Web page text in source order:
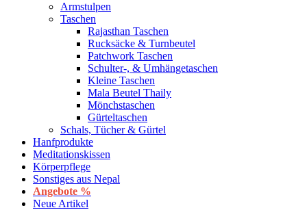
Armstulpen
Taschen
Rajasthan Taschen
Rucksäcke & Turnbeutel
Patchwork Taschen
Schulter-, & Umhängetaschen
Kleine Taschen
Mala Beutel Thaily
Mönchstaschen
Gürteltaschen
Schals, Tücher & Gürtel
Hanfprodukte
Meditationskissen
Körperpflege
Sonstiges aus Nepal
Angebote %
Neue Artikel